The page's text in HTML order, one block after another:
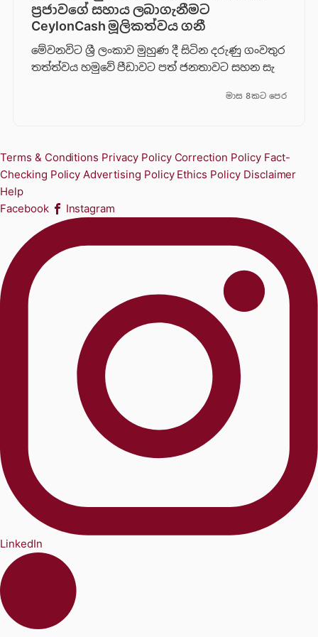
ප්‍රජාවගේ සහාය ලබාගැනීමට
CeylonCash මූලිකත්වය ග​නී
මේවනවිට ශ්‍රී ලංකාව මුහුණ දී සිටින දරුණු ගංවතුර
තත්ත්වය හමුවේ පීඩාවට පත් ජනතාවට සහන සැ
මාස 8කට පෙර
Terms & Conditions Privacy Policy Correction Policy Fact-
Checking Policy Advertising Policy Ethics Policy Disclaimer
Help
Facebook
Instagram
LinkedIn